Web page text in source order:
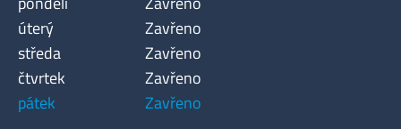
úterý
Zavřeno
středa
Zavřeno
čtvrtek
Zavřeno
pátek
Zavřeno